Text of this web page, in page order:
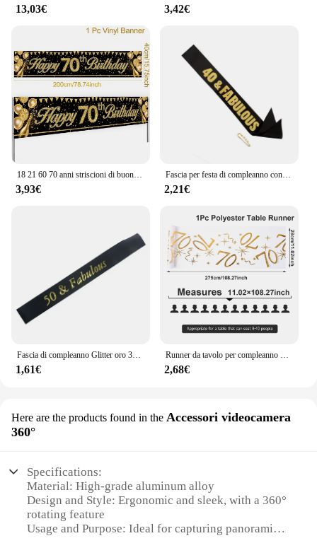
13,03€ 3,42€
3,93€
Fascia per festa di compleanno con Glitter dorati 30 40 50 60 70 e favolosa fascia in nastro di raso donna 30th 40th 50th 60th decorazione per feste di compleanno
2,21€
1,61€ 2,68€
Here are the products found in the Accessori videocamera
360°
Specifications:
Material: High-grade aluminum alloy
Design and Style: Ergonomic and sleek, with a 360°
rotating feature
Usage and Purpose: Ideal for capturing panoramic